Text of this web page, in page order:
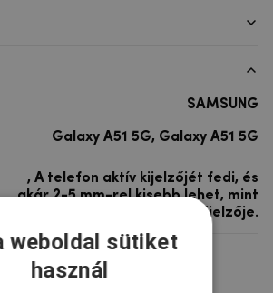
SAMSUNG
Galaxy A51 5G, Galaxy A51 5G
, A telefon aktív kijelzőjét fedi, és
akár 2-5 mm-rel kisebb lehet, mint
a telefon teljes kijelzője.
Ne felejtsd el
weboldal sütiket
használ